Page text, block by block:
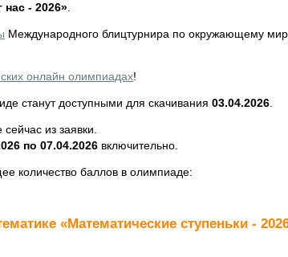
- 2026».
Международного блицтурнира по окружающему
онлайн олимпиадах!
станут доступными для скачивания 03.04.2026.
из заявки.
по 07.04.2026 включительно.
количество баллов в олимпиаде:
«Математические ступеньки -